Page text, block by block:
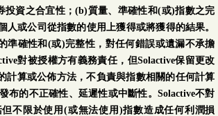
投資之合宜性；(b)質量、準確性和(或)指數之完
人或公司從指數的使用上獲得或將獲得的結果。
準確性和(或)完整性，對任何錯誤或遺漏不承擔
對被授權方有義務責任，但Solactive保留更改
計算或公佈方法，不負責與指數相關的任何計算
布的不正確性、延遲性或中斷性。Solactive不對
不限於使用(或無法使用)指數造成任何利潤損